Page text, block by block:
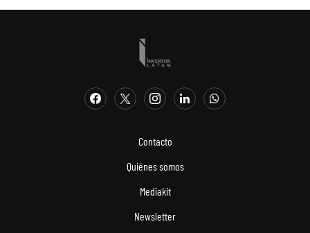
Contacto
Quiénes somos
Mediakit
Newsletter